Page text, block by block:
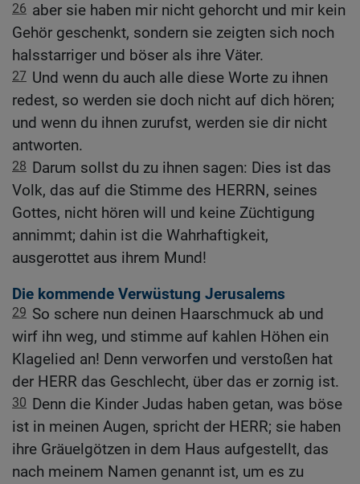
26 aber sie haben mir nicht gehorcht und mir kein
Gehör geschenkt, sondern sie zeigten sich noch
halsstarriger und böser als ihre Väter.
27 Und wenn du auch alle diese Worte zu ihnen
redest, so werden sie doch nicht auf dich hören;
und wenn du ihnen zurufst, werden sie dir nicht
antworten.
28 Darum sollst du zu ihnen sagen: Dies ist das
Volk, das auf die Stimme des HERRN, seines
Gottes, nicht hören will und keine Züchtigung
annimmt; dahin ist die Wahrhaftigkeit,
ausgerottet aus ihrem Mund!
Die kommende Verwüstung Jerusalems
29 So schere nun deinen Haarschmuck ab und
wirf ihn weg, und stimme auf kahlen Höhen ein
Klagelied an! Denn verworfen und verstoßen hat
der HERR das Geschlecht, über das er zornig ist.
30 Denn die Kinder Judas haben getan, was böse
ist in meinen Augen, spricht der HERR; sie haben
ihre Gräuelgötzen in dem Haus aufgestellt, das
nach meinem Namen genannt ist, um es zu